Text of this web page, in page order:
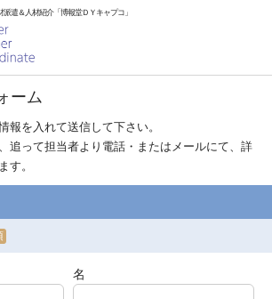
遣＆人材紹介「博報堂ＤＹキャプコ」
ーム
報を入れて送信して下さい。
追って担当者より電話・またはメールにて、詳
す。
名